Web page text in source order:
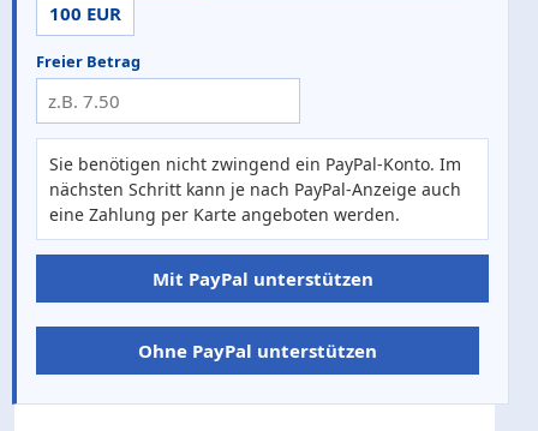
100 EUR
Freier Betrag
Sie benötigen nicht zwingend ein PayPal-Konto. Im
nächsten Schritt kann je nach PayPal-Anzeige auch
eine Zahlung per Karte angeboten werden.
Mit PayPal unterstützen
Ohne PayPal unterstützen